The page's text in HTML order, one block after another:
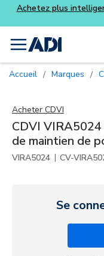
Achetez plus
menu
Accueil / Marques /
Acheter CDVI
CDVI
de maintien de
VIRA5024 | CV-
Se